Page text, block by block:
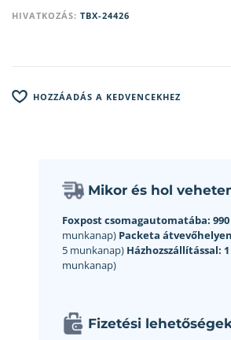
HIVATKOZÁS: TBX-24426
HOZZÁADÁS A KEDVENCEKHEZ
Mikor és hol
Foxpost csomagautomatába:
munkanap) Packeta
5 munkanap) Házhozszállítással:
munkanap)
Fizetési